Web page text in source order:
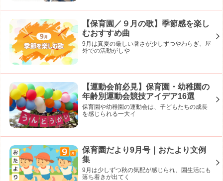
【保育園／９月の歌】季節感を楽し
むおすすめ曲
9月は真夏の厳しい暑さが少しずつやわらぎ、屋
外での活動がしや
【運動会前必見】保育園・幼稚園の
年齢別運動会競技アイデア16選
保育園や幼稚園の運動会は、子どもたちの成長
を感じられる一大イ
保育園だより9月号｜おたより文例
集
9月は少しずつ秋の気配が感じられ、園生活にも
落ち着きが出てく